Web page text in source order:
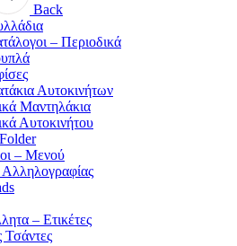
Back
– Περιοδικά
Αυτοκινήτων
Μαντηλάκια
Αυτοκινήτου
– Μενού
– Ετικέτες
Τσάντες